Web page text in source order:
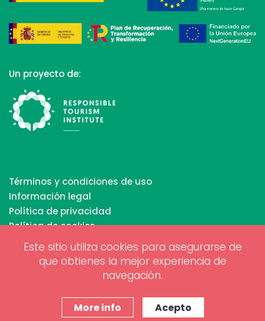
Este sitio utiliza cookies para asegurarse de
que obtienes la mejor experiencia de
navegación.
More info Acepto
Un proyecto de:
Términos y condiciones de uso
Información legal
Política de privacidad
Política de cookies
Copyrights © 2026 All Rights Reserved by Biosphere
Responsible Tourism Inc.
www.projectesainternet.com